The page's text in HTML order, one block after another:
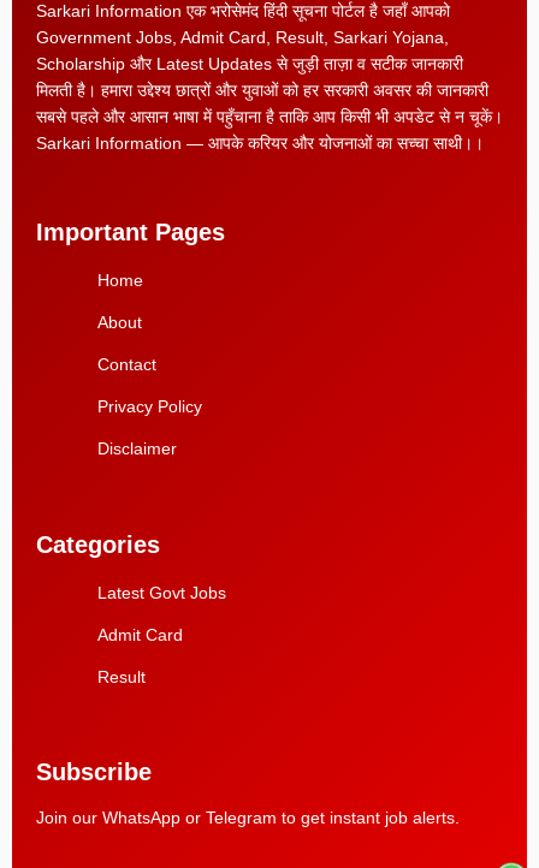
Sarkari Information एक भरोसेमंद हिंदी सूचना पोर्टल है जहाँ आपको
Government Jobs, Admit Card, Result, Sarkari Yojana,
Scholarship और Latest Updates से जुड़ी ताज़ा व सटीक जानकारी
मिलती है। हमारा उद्देश्य छात्रों और युवाओं को हर सरकारी अवसर की जानकारी
सबसे पहले और आसान भाषा में पहुँचाना है ताकि आप किसी भी अपडेट से न चूकें।
Sarkari Information — आपके करियर और योजनाओं का सच्चा साथी।।
Important Pages
Home
About
Contact
Privacy Policy
Disclaimer
Categories
Latest Govt Jobs
Admit Card
Result
Subscribe
Join our WhatsApp or Telegram to get instant job alerts.